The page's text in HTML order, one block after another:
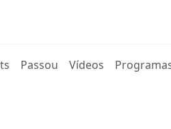
Passou Vídeos